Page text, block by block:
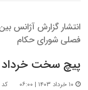
انتشار گزارش آژانس
فصلی شورای حکام
پیچ سخت خرداد
کد :